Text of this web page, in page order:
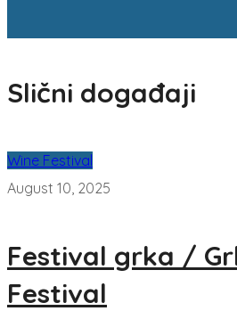
Slični događaji
Wine Festival
August 10, 2025
Festival grka /
Festival